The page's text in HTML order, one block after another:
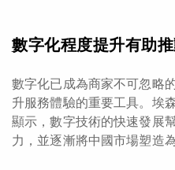
數字化程度提升有助
數字化已成為商家不可忽略
升服務體驗的重要工具。埃
顯示，數字技術的快速發展
力，並逐漸將中國市場塑造